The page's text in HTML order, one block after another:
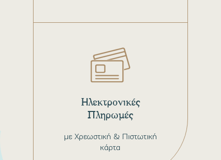
με Χρεωστική & Πιστωτική
κάρτα
Ηλεκτρονικές
Πληρωμές